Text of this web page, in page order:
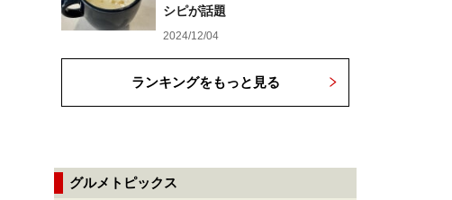
シピが話題
2024/12/04
ランキングをもっと見る
グルメトピックス